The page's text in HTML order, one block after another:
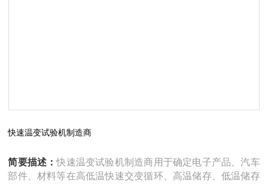
快速温变试验机制造商
简要描述：快速温变试验机制造商用于确定电子产品、汽车
部件、材料等在高低温快速交变循环、高温储存、低温储存